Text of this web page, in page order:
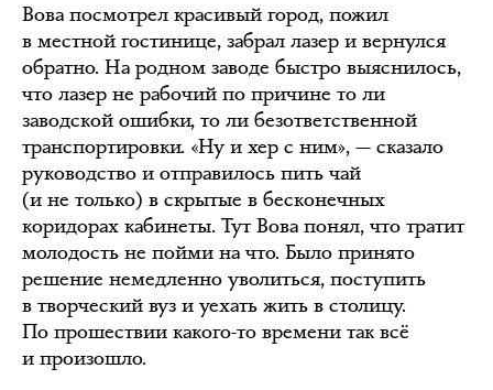
Вова посмотрел красивый город, пожил
в местной гостинице, забрал лазер и вернулся
обратно. На родном заводе быстро выяснилось,
что лазер не рабочий по причине то ли
заводской ошибки, то ли безответственной
транспортировки. «Ну и хер с ним», — сказало
руководство и отправилось пить чай
(и не только) в скрытые в бесконечных
коридорах кабинеты. Тут Вова понял, что тратит
молодость не пойми на что. Было принято
решение немедленно уволиться, поступить
в творческий вуз и уехать жить в столицу.
По прошествии какого-то времени так всё
и произошло.